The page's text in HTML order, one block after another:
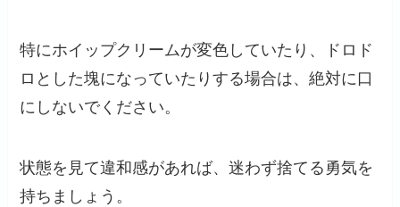
特にホイップクリームが変色していたり、ドロド
ロとした塊になっていたりする場合は、絶対に口
にしないでください。
状態を見て違和感があれば、迷わず捨てる勇気を
持ちましょう。